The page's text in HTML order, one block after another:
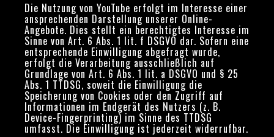
Die Nutzung von YouTube erfolgt im Interesse einer
ansprechenden Darstellung unserer Online-
Angebote. Dies stellt ein berechtigtes Interesse im
Sinne von Art. 6 Abs. 1 lit. f DSGVO dar. Sofern eine
entsprechende Einwilligung abgefragt wurde,
erfolgt die Verarbeitung ausschließlich auf
Grundlage von Art. 6 Abs. 1 lit. a DSGVO und § 25
Abs. 1 TTDSG, soweit die Einwilligung die
Speicherung von Cookies oder den Zugriff auf
Informationen im Endgerät des Nutzers (z. B.
Device-Fingerprinting) im Sinne des TTDSG
umfasst. Die Einwilligung ist jederzeit widerrufbar.